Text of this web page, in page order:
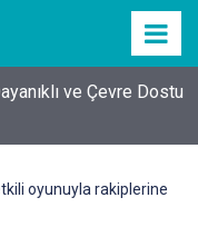
ve Çevre Dostu
oyunuyla rakiplerine